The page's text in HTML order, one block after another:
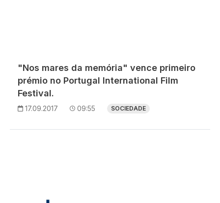
"Nos mares da memória" vence primeiro
prémio no Portugal International Film
Festival.
17.09.2017 09:55 SOCIEDADE